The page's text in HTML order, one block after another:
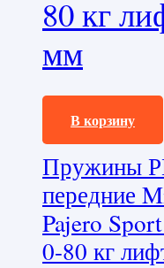
80 кг
мм
9850,0₽
В корзину
Пружины
передние
Pajero
0-80 кг